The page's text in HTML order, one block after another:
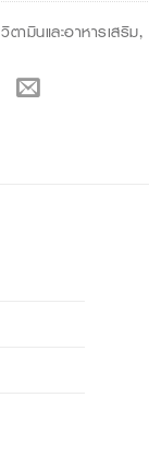
วิตามินและอาหารเสริม,